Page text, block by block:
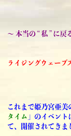
～ 本当の “ 私 ” に
ライジングウェーブ
これまで姫乃宮亜美
タイム 」のイベン
て、開催されてきま